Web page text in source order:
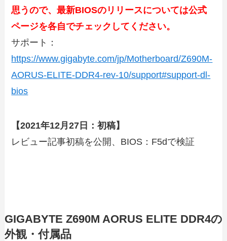
思うので、最新BIOSのリリースについては公式
ページを各自でチェックしてください。
サポート：
https://www.gigabyte.com/jp/Motherboard/Z690M-
AORUS-ELITE-DDR4-rev-10/support#support-dl-
bios
【2021年12月27日：初稿】
レビュー記事初稿を公開、BIOS：F5dで検証
GIGABYTE Z690M AORUS ELITE DDR4の
外観・付属品